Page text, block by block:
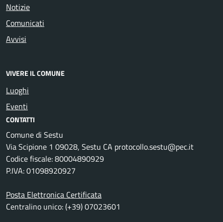
Notizie
Comunicati
Avvisi
VIVERE IL COMUNE
Luoghi
Eventi
CONTATTI
Comune di Sestu
Via Scipione 1 09028, Sestu CA protocollo.sestu@pec.it
Codice fiscale: 80004890929
P.IVA: 01098920927
Posta Elettronica Certificata
Centralino unico: (+39) 07023601